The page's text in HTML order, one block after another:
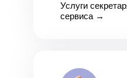
Услуги
сервиса →